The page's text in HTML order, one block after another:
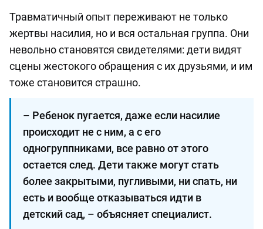
Травматичный опыт переживают не только
жертвы насилия, но и вся остальная группа. Они
невольно становятся свидетелями: дети видят
сцены жестокого обращения с их друзьями, и им
тоже становится страшно.
– Ребенок пугается, даже если насилие
происходит не с ним, а с его
одногруппниками, все равно от этого
остается след. Дети также могут стать
более закрытыми, пугливыми, ни спать, ни
есть и вообще отказываться идти в
детский сад, – объясняет специалист.